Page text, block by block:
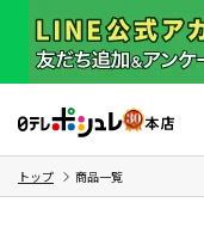
トップ 商品一覧